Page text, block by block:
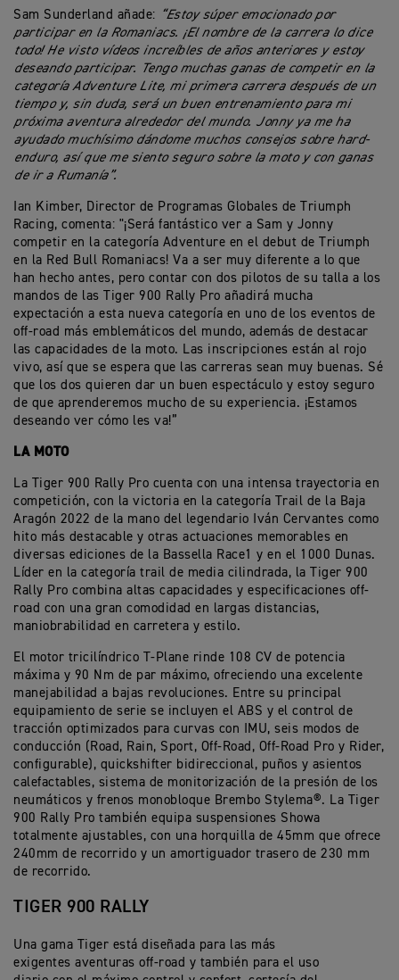
Sam Sunderland añade: “Estoy súper emocionado por
participar en la Romaniacs. ¡El nombre de la carrera lo dice
todo! He visto vídeos increíbles de años anteriores y estoy
deseando participar. Tengo muchas ganas de competir en la
categoría Adventure Lite, mi primera carrera después de un
tiempo y, sin duda, será un buen entrenamiento para mi
próxima aventura alrededor del mundo. Jonny ya me ha
ayudado muchísimo dándome muchos consejos sobre hard-
enduro, así que me siento seguro sobre la moto y con ganas
de ir a Rumanía”.
Ian Kimber, Director de Programas Globales de Triumph
Racing, comenta: "¡Será fantástico ver a Sam y Jonny
competir en la categoría Adventure en el debut de Triumph
en la Red Bull Romaniacs! Va a ser muy diferente a lo que
han hecho antes, pero contar con dos pilotos de su talla a los
mandos de las Tiger 900 Rally Pro añadirá mucha
expectación a esta nueva categoría en uno de los eventos de
off-road más emblemáticos del mundo, además de destacar
las capacidades de la moto. Las inscripciones están al rojo
vivo, así que se espera que las carreras sean muy buenas. Sé
que los dos quieren dar un buen espectáculo y estoy seguro
de que aprenderemos mucho de su experiencia. ¡Estamos
deseando ver cómo les va!”
LA MOTO
La Tiger 900 Rally Pro cuenta con una intensa trayectoria en
competición, con la victoria en la categoría Trail de la Baja
Aragón 2022 de la mano del legendario Iván Cervantes como
hito más destacable y otras actuaciones memorables en
diversas ediciones de la Bassella Race1 y en el 1000 Dunas.
Líder en la categoría trail de media cilindrada, la Tiger 900
Rally Pro combina altas capacidades y especificaciones off-
road con una gran comodidad en largas distancias,
maniobrabilidad en carretera y estilo.
El motor tricilíndrico T-Plane rinde 108 CV de potencia
máxima y 90 Nm de par máximo, ofreciendo una excelente
manejabilidad a bajas revoluciones. Entre su principal
equipamiento de serie se incluyen el ABS y el control de
tracción optimizados para curvas con IMU, seis modos de
conducción (Road, Rain, Sport, Off-Road, Off-Road Pro y Rider,
configurable), quickshifter bidireccional, puños y asientos
calefactables, sistema de monitorización de la presión de los
neumáticos y frenos monobloque Brembo Stylema®. La Tiger
900 Rally Pro también equipa suspensiones Showa
totalmente ajustables, con una horquilla de 45mm que ofrece
240mm de recorrido y un amortiguador trasero de 230 mm
de recorrido.
TIGER 900 RALLY
Una gama Tiger está diseñada para las más
exigentes aventuras off-road y también para el uso